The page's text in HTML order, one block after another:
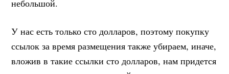
небольшой.
У нас есть только сто долларов, поэтому покупку
ссылок за время размещения также убираем, иначе,
вложив в такие ссылки сто долларов, нам придется